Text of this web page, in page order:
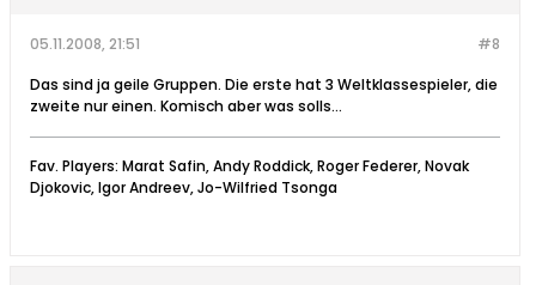
#8
05.11.2008, 21:51
Das sind ja geile Gruppen. Die erste hat 3 Weltklassespieler, die
zweite nur einen. Komisch aber was solls...
Fav. Players: Marat Safin, Andy Roddick, Roger Federer, Novak
Djokovic, Igor Andreev, Jo-Wilfried Tsonga